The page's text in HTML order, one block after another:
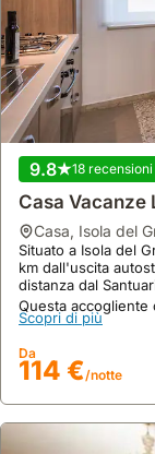
9.8 18 recensioni
casa, Isola del
Situato a Isola del
km dall'uscita
distanza dal
Questa
rilassante, una
Scopri di più
Da
114 €/notte